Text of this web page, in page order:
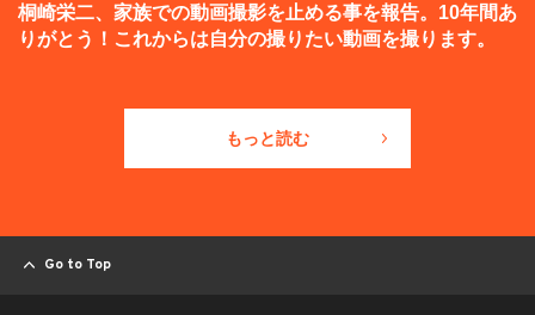
桐崎栄二、家族での動画撮影を止める事を報告。10年間あ
りがとう！これからは自分の撮りたい動画を撮ります。
もっと読む
Go to Top